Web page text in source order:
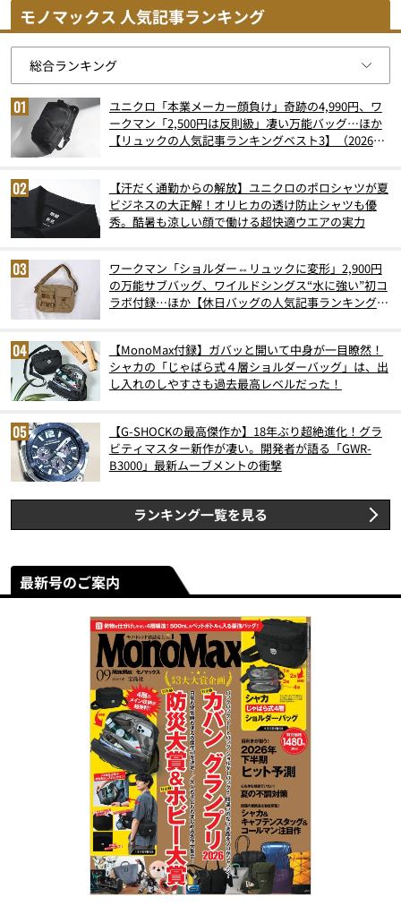
モノマックス 人気記事ランキング
ユニクロ「本業メーカー顔負け」奇跡の4,990円、ワ
ークマン「2,500円は反則級」凄い万能バッグ…ほか
【リュックの人気記事ランキングベスト3】（2026年
【汗だく通勤からの解放】ユニクロのポロシャツが夏
ビジネスの大正解！オリヒカの透け防止シャツも優
秀。酷暑も涼しい顔で働ける超快適ウエアの実力
ワークマン「ショルダー⇔リュックに変形」2,900円
の万能サブバッグ、ワイルドシングス“水に強い”初コ
ラボ付録…ほか【休日バッグの人気記事ランキングベ
【MonoMax付録】ガバッと開いて中身が一目瞭然！
シャカの「じゃばら式４層ショルダーバッグ」は、出
し入れのしやすさも過去最高レベルだった！
【G-SHOCKの最高傑作か】18年ぶり超絶進化！グラ
ビティマスター新作が凄い。開発者が語る「GWR-
B3000」最新ムーブメントの衝撃
ランキング一覧を見る
最新号のご案内